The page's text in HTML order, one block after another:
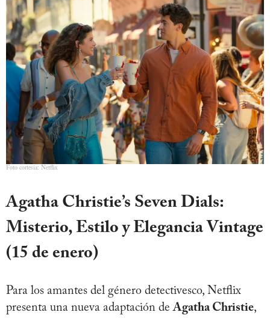
Foto cortesía: Netflix
Agatha Christie’s Seven Dials:
Misterio, Estilo y Elegancia Vintage
(15 de enero)
Para los amantes del género detectivesco, Netflix
presenta una nueva adaptación deAgatha Christie,